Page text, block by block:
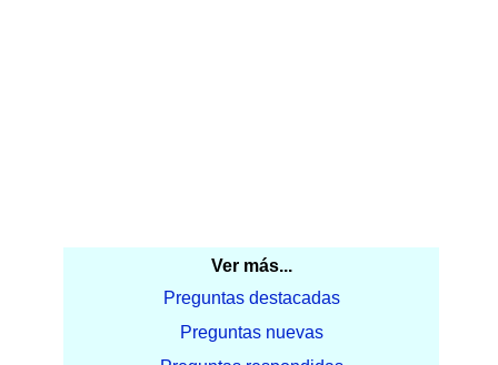
Ver más...
Preguntas destacadas
Preguntas nuevas